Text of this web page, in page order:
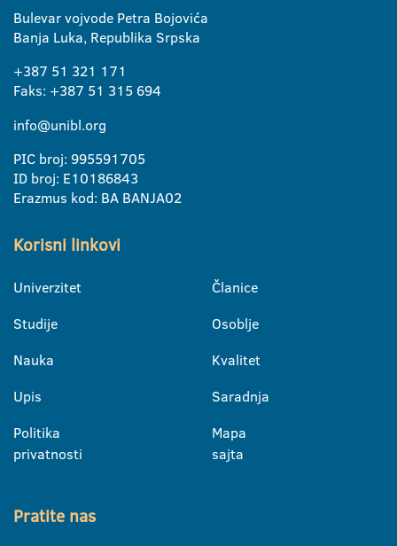
Bulevar vojvode Petra Bojovića
Banja Luka, Republika Srpska
+387 51 321 171
Faks: +387 51 315 694
info@unibl.org
PIC broj: 995591705
ID broj: E10186843
Erazmus kod: BA BANJA02
Korisni linkovi
Univerzitet
Studije
Nauka
Upis
Politika
privatnosti
Članice
Osoblje
Kvalitet
Saradnja
Mapa
sajta
Pratite nas